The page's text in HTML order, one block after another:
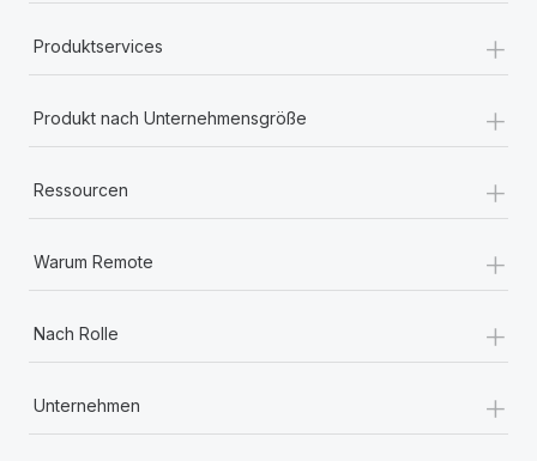
Produktservices +
Produkt nach Unternehmensgröße +
Ressourcen +
Warum Remote +
Nach Rolle +
Unternehmen
+